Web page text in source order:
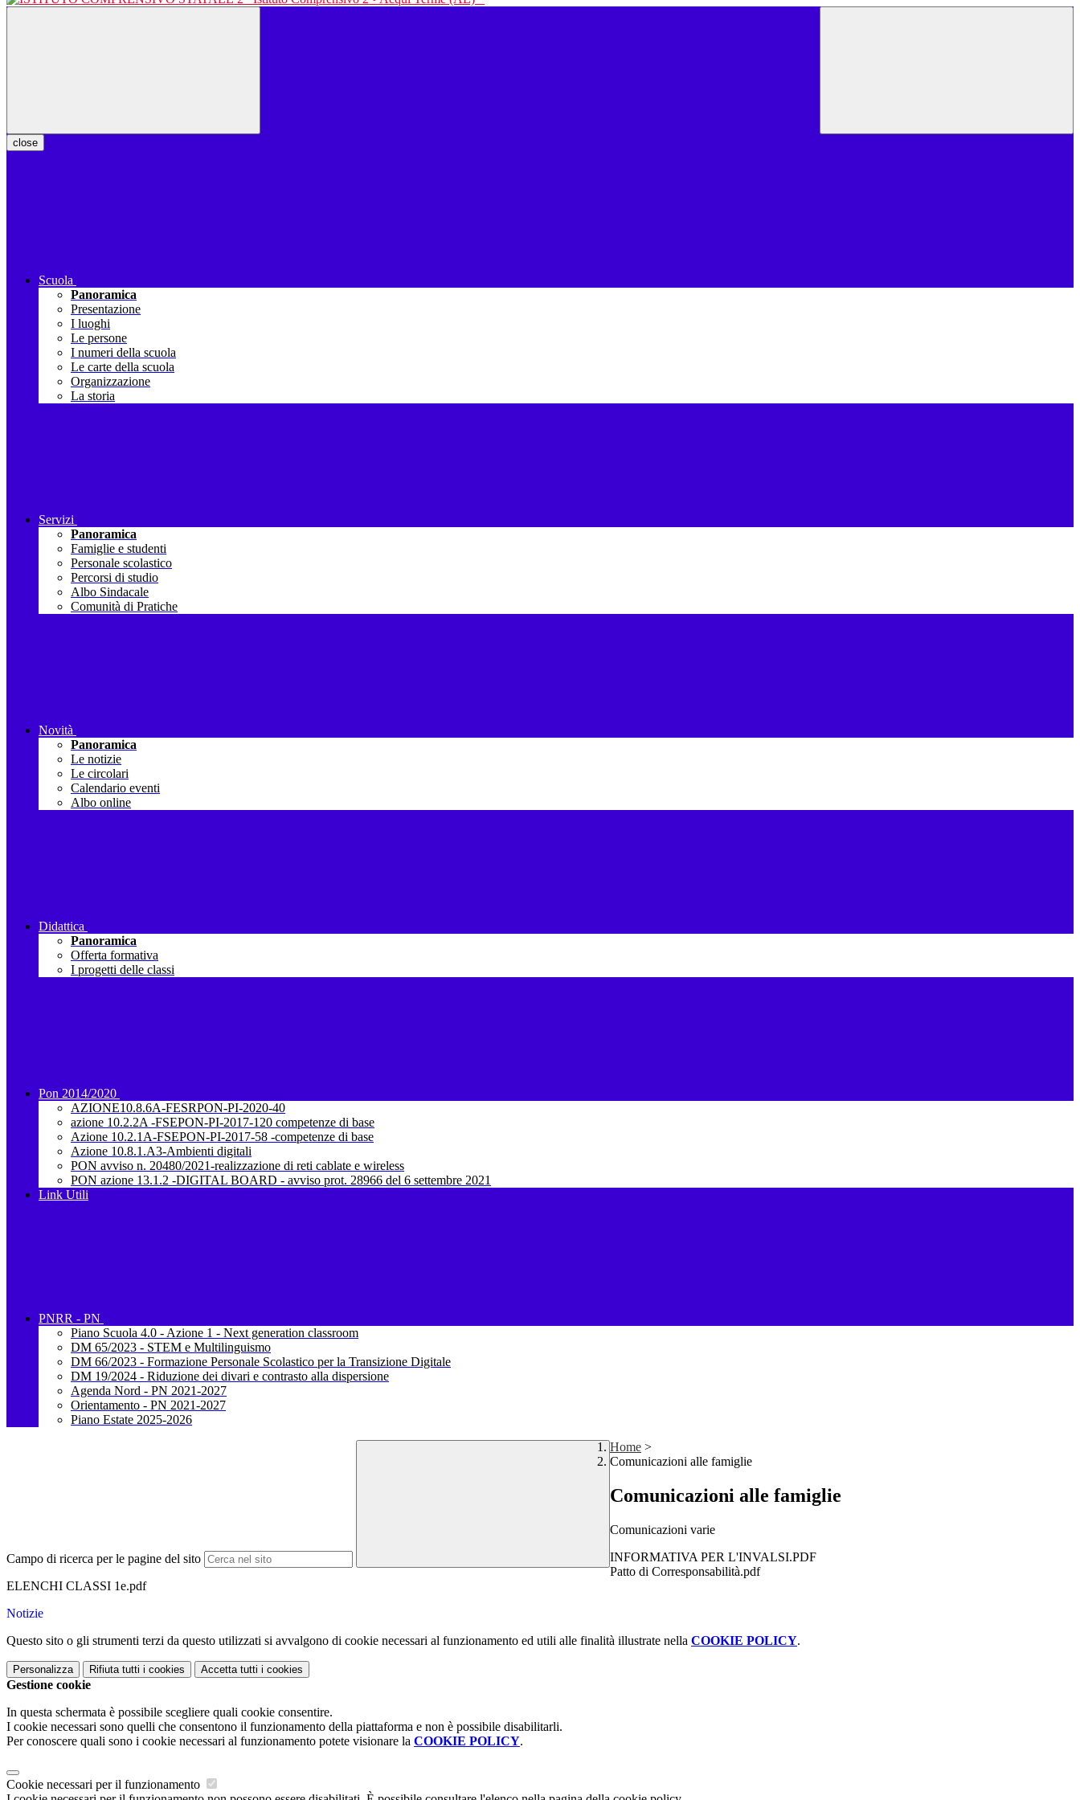
close
Scuola
Panoramica
Presentazione
I luoghi
Le persone
I numeri della scuola
Le carte della scuola
Organizzazione
La storia
Servizi
Panoramica
Famiglie e studenti
Personale scolastico
Percorsi di studio
Albo Sindacale
Comunità di Pratiche
Novità
Panoramica
Le notizie
Le circolari
Calendario eventi
Albo online
Didattica
Panoramica
Offerta formativa
I progetti delle classi
Pon 2014/2020
AZIONE10.8.6A-FESRPON-PI-2020-40
azione 10.2.2A -FSEPON-PI-2017-120 competenze di base
Azione 10.2.1A-FSEPON-PI-2017-58 -competenze di base
Azione 10.8.1.A3-Ambienti digitali
PON avviso n. 20480/2021-realizzazione di reti cablate e wireless
PON azione 13.1.2 -DIGITAL BOARD - avviso prot. 28966 del 6 settembre 2021
Link Utili
PNRR - PN
Piano Scuola 4.0 - Azione 1 - Next generation classroom
DM 65/2023 - STEM e Multilinguismo
DM 66/2023 - Formazione Personale Scolastico per la Transizione Digitale
DM 19/2024 - Riduzione dei divari e contrasto alla dispersione
Agenda Nord - PN 2021-2027
Orientamento - PN 2021-2027
Piano Estate 2025-2026
Campo di ricerca per le pagine del sito
Home >
Comunicazioni alle famiglie
Comunicazioni alle famiglie
Comunicazioni varie
INFORMATIVA PER L'INVALSI.PDF
Patto di Corresponsabilità.pdf
ELENCHI CLASSI 1e.pdf
Notizie
Questo sito o gli strumenti terzi da questo utilizzati si avvalgono di cookie necessari al funzionamento ed utili alle finalità illustrate nella COOKIE POLICY.
Personalizza Rifiuta tutti i cookies Accetta tutti i cookies
Gestione cookie
In questa schermata è possibile scegliere quali cookie consentire.
I cookie necessari sono quelli che consentono il funzionamento della piattaforma e non è possibile disabilitarli.
Per conoscere quali sono i cookie necessari al funzionamento potete visionare la COOKIE POLICY.
Cookie necessari per il funzionamento